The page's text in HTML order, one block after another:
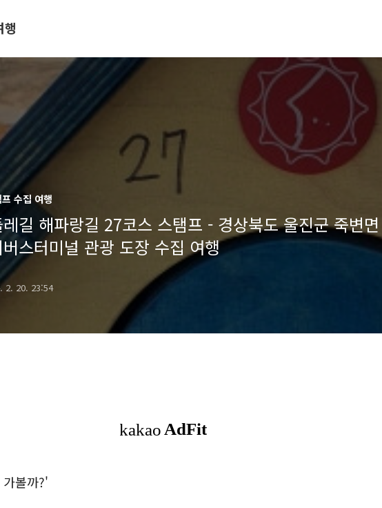
행
수집 여행
길 해파랑길 27코스 스탬프 - 경상북도 울진군 죽변면
스터미널 관광 도장 수집 여행
2. 20. 23:54
볼까?'